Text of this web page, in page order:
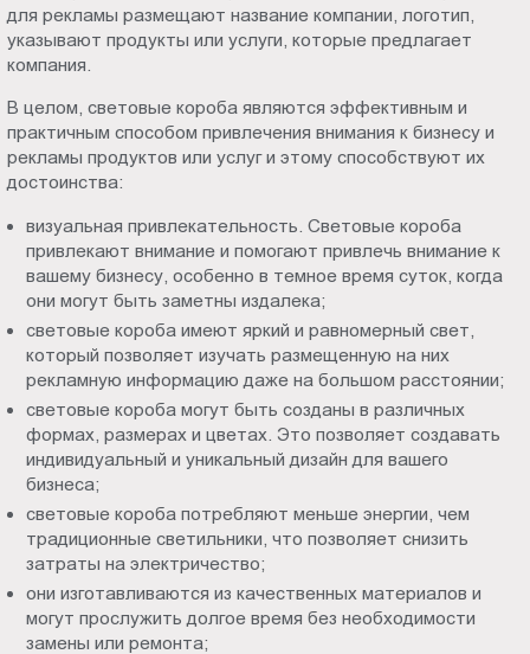
для рекламы размещают название компании, логотип,
указывают продукты или услуги, которые предлагает
компания.
В целом, световые короба являются эффективным и
практичным способом привлечения внимания к бизнесу и
рекламы продуктов или услуг и этому способствуют их
достоинства:
визуальная привлекательность. Световые короба
привлекают внимание и помогают привлечь внимание к
вашему бизнесу, особенно в темное время суток, когда
они могут быть заметны издалека;
световые короба имеют яркий и равномерный свет,
который позволяет изучать размещенную на них
рекламную информацию даже на большом расстоянии;
световые короба могут быть созданы в различных
формах, размерах и цветах. Это позволяет создавать
индивидуальный и уникальный дизайн для вашего
бизнеса;
световые короба потребляют меньше энергии, чем
традиционные светильники, что позволяет снизить
затраты на электричество;
они изготавливаются из качественных материалов и
могут прослужить долгое время без необходимости
замены или ремонта;